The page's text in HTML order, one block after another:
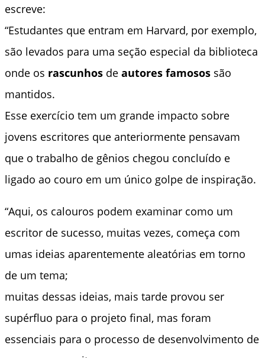
escreve:
“Estudantes que entram em Harvard, por exemplo,
são levados para uma seção especial da biblioteca
onde os rascunhos de autores famosos são
mantidos.
Esse exercício tem um grande impacto sobre
jovens escritores que anteriormente pensavam
que o trabalho de gênios chegou concluído e
ligado ao couro em um único golpe de inspiração.
“Aqui, os calouros podem examinar como um
escritor de sucesso, muitas vezes, começa com
umas ideias aparentemente aleatórias em torno
de um tema;
muitas dessas ideias, mais tarde provou ser
supérfluo para o projeto final, mas foram
essenciais para o processo de desenvolvimento de